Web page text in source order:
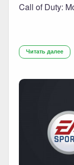
Call of Duty:
Читать далее